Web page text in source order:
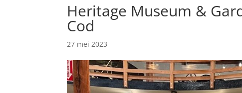
Heritage Museum &
Cod
27 mei 2023